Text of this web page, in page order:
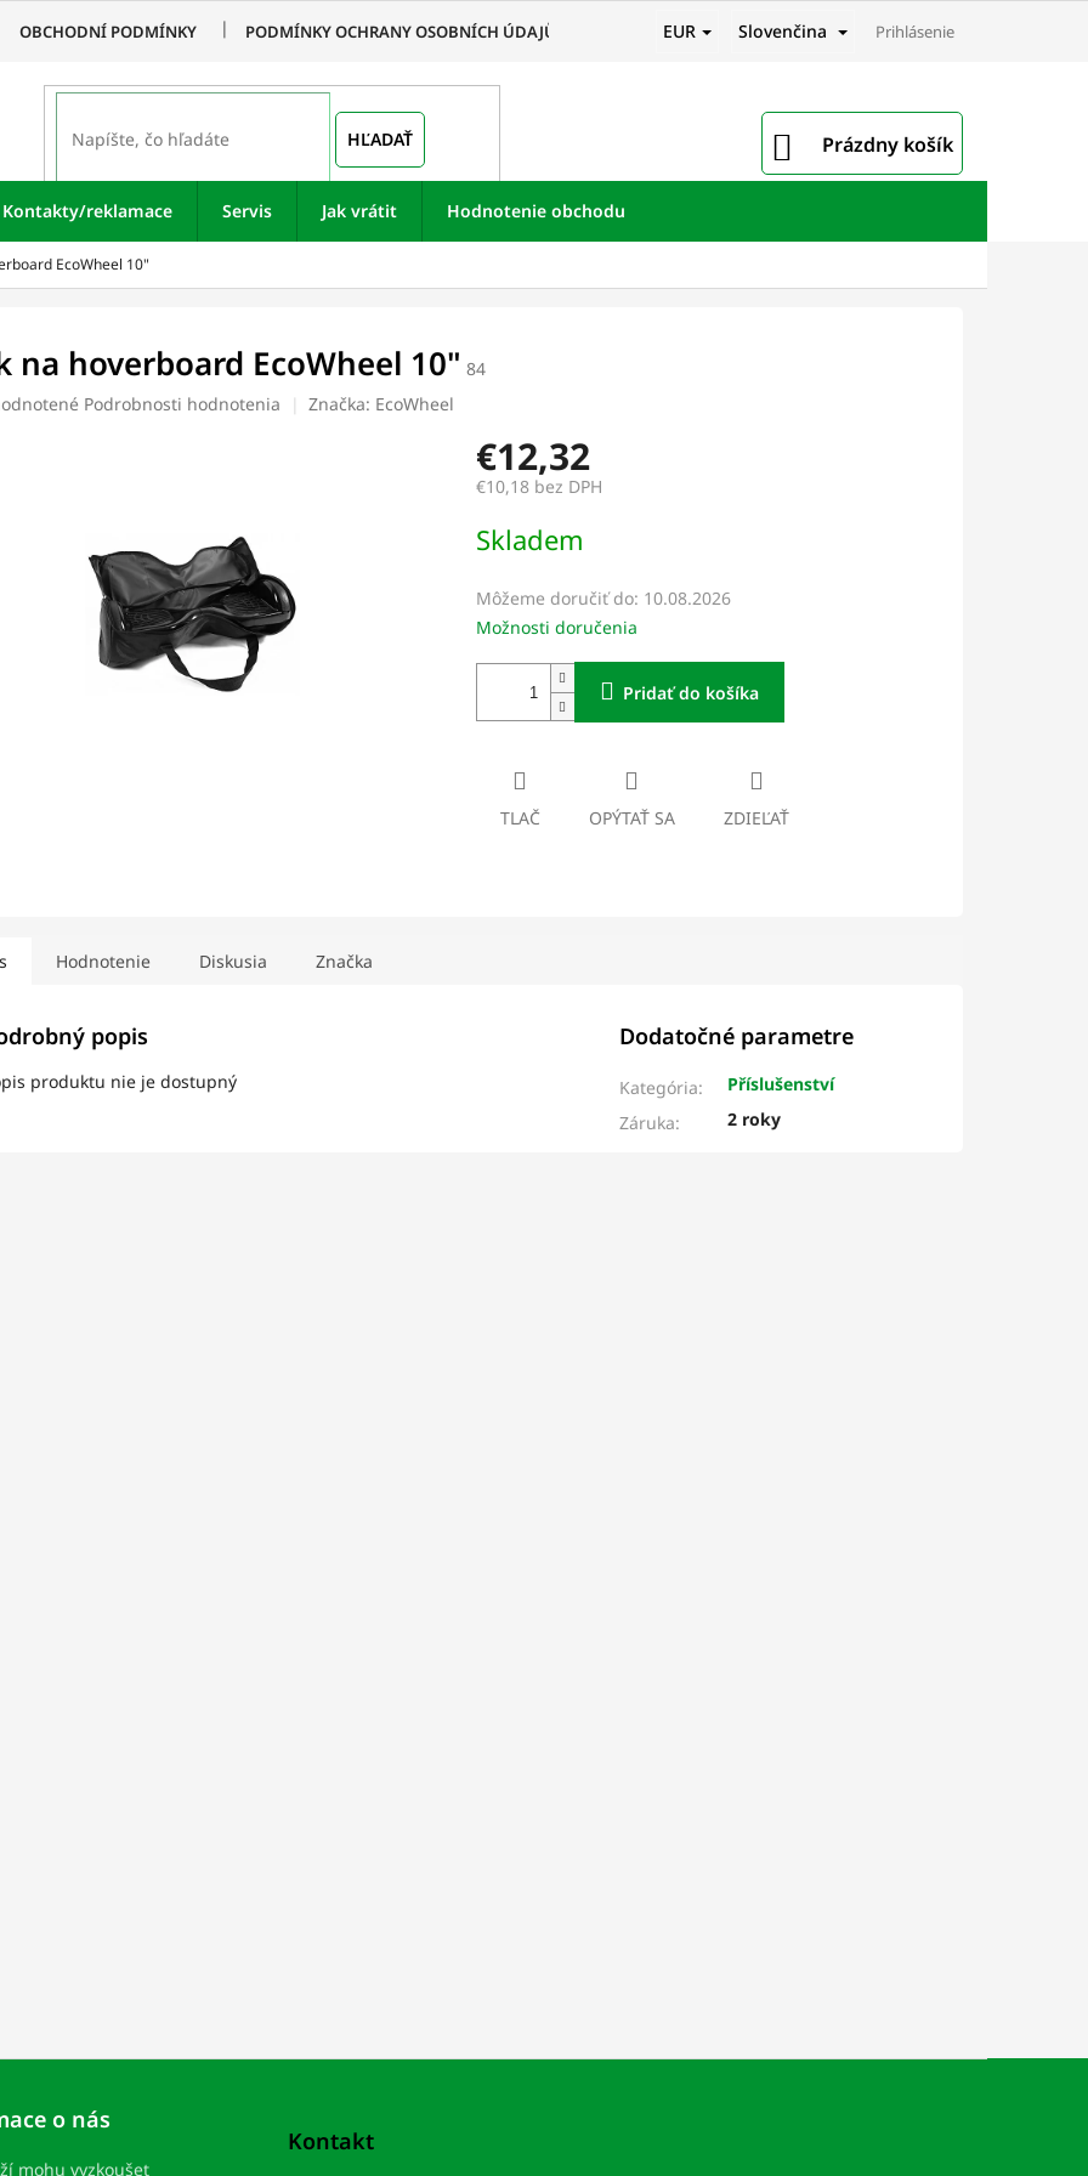
OBCHODNÍ PODMÍNKY PODMÍNKY OCHRANY OSOBNÍCH ÚDAJŮ EUR Slovenčina Prihlásenie
HĽADAŤ
NÁKUPNÝ
KOŠÍK
Prázdny košík
Kontakty/reklamace Servis Jak vrátit Hodnotenie obchodu
EcoWheel 10"
na hoverboard EcoWheel 10" 84
Podrobnosti hodnotenia Značka: EcoWheel
€12,32
€10,18 bez DPH
cena:
Skladem
Môžeme doručiť do: 10.08.2026
Možnosti doručenia
Pridať do košíka
TLAČ OPÝTAŤ SA ZDIEĽAŤ
Hodnotenie Diskusia Značka
popis
produktu nie je dostupný
Dodatočné parametre
Kategória:
Příslušenství
Záruka: 2 roky
o nás
mohu vyzkoušet
Kontakt